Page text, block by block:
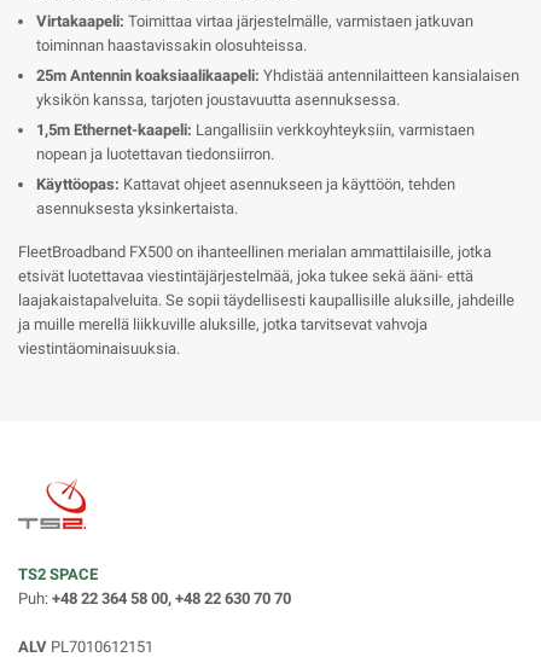
Virtakaapeli: Toimittaa virtaa järjestelmälle, varmistaen jatkuvan
toiminnan haastavissakin olosuhteissa.
25m Antennin koaksiaalikaapeli: Yhdistää antennilaitteen kansialaisen
yksikön kanssa, tarjoten joustavuutta asennuksessa.
1,5m Ethernet-kaapeli: Langallisiin verkkoyhteyksiin, varmistaen
nopean ja luotettavan tiedonsiirron.
Käyttöopas: Kattavat ohjeet asennukseen ja käyttöön, tehden
asennuksesta yksinkertaista.
FleetBroadband FX500 on ihanteellinen merialan ammattilaisille, jotka
etsivät luotettavaa viestintäjärjestelmää, joka tukee sekä ääni- että
laajakaistapalveluita. Se sopii täydellisesti kaupallisille aluksille, jahdeille
ja muille merellä liikkuville aluksille, jotka tarvitsevat vahvoja
viestintäominaisuuksia.
TS2 SPACE
Puh: +48 22 364 58 00, +48 22 630 70 70
ALV PL7010612151